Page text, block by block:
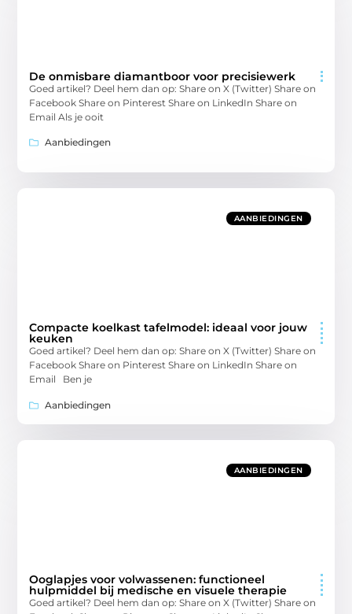
De onmisbare diamantboor voor precisiewerk
Goed artikel? Deel hem dan op: Share on X (Twitter) Share on
Facebook Share on Pinterest Share on LinkedIn Share on
Email Als je ooit
Aanbiedingen
AANBIEDINGEN
Compacte koelkast tafelmodel: ideaal voor jouw
keuken
Goed artikel? Deel hem dan op: Share on X (Twitter) Share on
Facebook Share on Pinterest Share on LinkedIn Share on
Email Ben je
Aanbiedingen
AANBIEDINGEN
Ooglapjes voor volwassenen: functioneel
hulpmiddel bij medische en visuele therapie
Goed artikel? Deel hem dan op: Share on X (Twitter) Share on